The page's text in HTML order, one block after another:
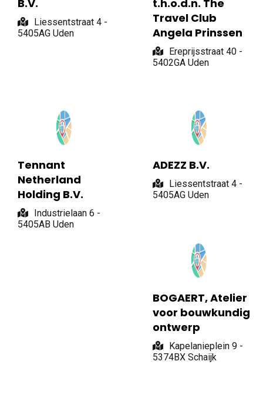
B.V.
Liessentstraat 4 -
5405AG Uden
t.h.o.d.n. The
Travel Club
Angela Prinssen
Ereprijsstraat 40 -
5402GA Uden
Tennant
Netherland
Holding B.V.
Industrielaan 6 -
5405AB Uden
ADEZZ B.V.
Liessentstraat 4 -
5405AG Uden
BOGAERT, Atelier
voor bouwkundig
ontwerp
Kapelanieplein 9 -
5374BX Schaijk